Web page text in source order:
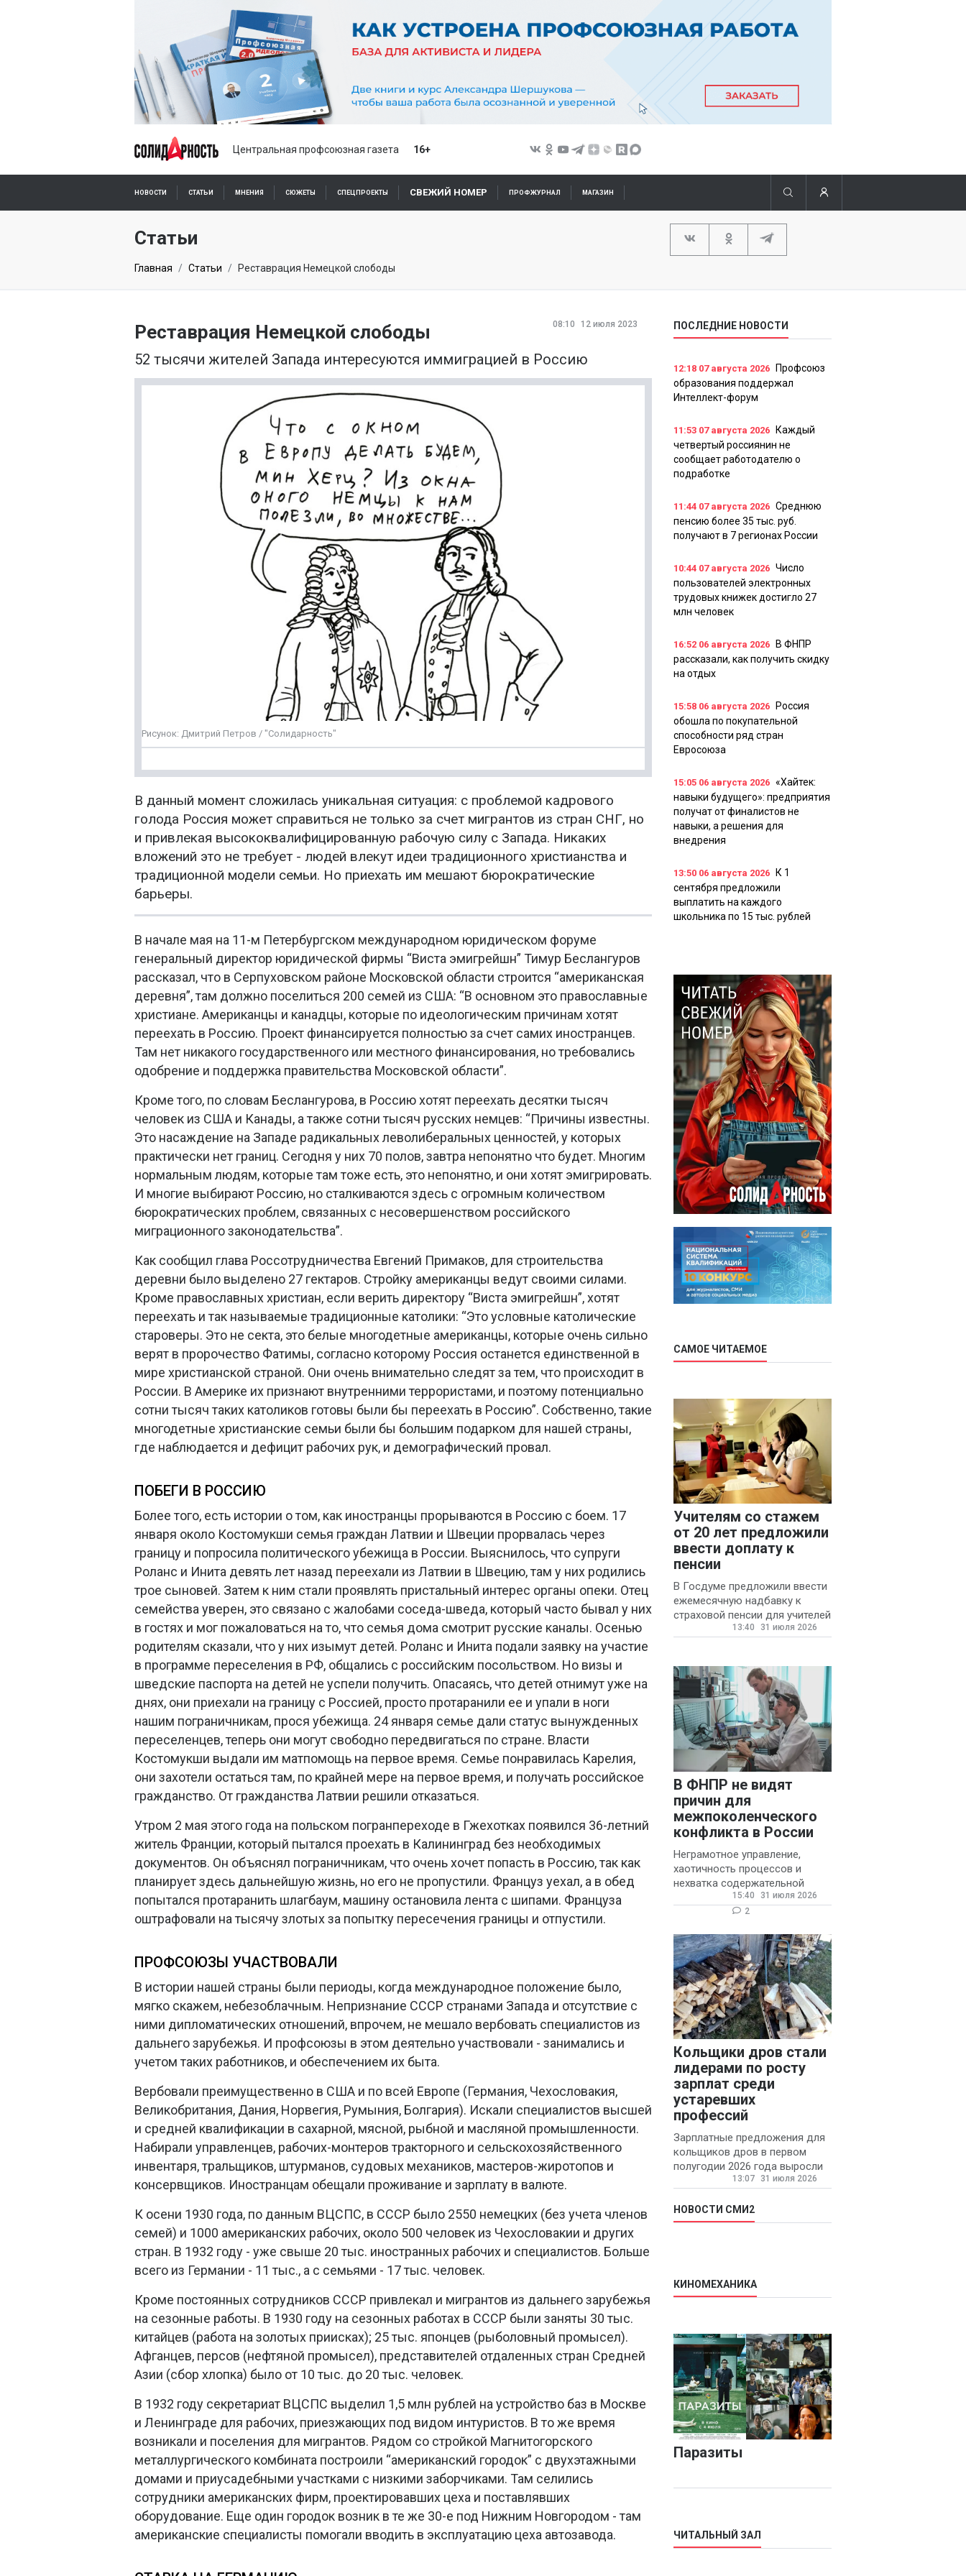
Центральная профсоюзная газета 16+
НОВОСТИ СТАТЬИ МНЕНИЯ СЮЖЕТЫ СПЕЦПРОЕКТЫ СВЕЖИЙ НОМЕР ПРОФЖУРНАЛ МАГАЗИН
Статьи
Главная Статьи Реставрация Немецкой слободы
08:10 12 июля 2023
Реставрация Немецкой слободы
52 тысячи жителей Запада интересуются иммиграцией в Россию
Рисунок: Дмитрий Петров / "Солидарность"
В данный момент сложилась уникальная ситуация: с проблемой кадрового
голода Россия может справиться не только за счет мигрантов из стран СНГ, но
и привлекая высококвалифицированную рабочую силу с Запада. Никаких
вложений это не требует - людей влекут идеи традиционного христианства и
традиционной модели семьи. Но приехать им мешают бюрократические
барьеры.
В начале мая на 11-м Петербургском международном юридическом форуме
генеральный директор юридической фирмы “Виста эмигрейшн” Тимур Беслангуров
рассказал, что в Серпуховском районе Московской области строится “американская
деревня”, там должно поселиться 200 семей из США: “В основном это православные
христиане. Американцы и канадцы, которые по идеологическим причинам хотят
переехать в Россию. Проект финансируется полностью за счет самих иностранцев.
Там нет никакого государственного или местного финансирования, но требовались
одобрение и поддержка правительства Московской области”.
Кроме того, по словам Беслангурова, в Россию хотят переехать десятки тысяч
человек из США и Канады, а также сотни тысяч русских немцев: “Причины известны.
Это насаждение на Западе радикальных леволиберальных ценностей, у которых
практически нет границ. Сегодня у них 70 полов, завтра непонятно что будет. Многим
нормальным людям, которые там тоже есть, это непонятно, и они хотят эмигрировать.
И многие выбирают Россию, но сталкиваются здесь с огромным количеством
бюрократических проблем, связанных с несовершенством российского
миграционного законодательства”.
Как сообщил глава Россотрудничества Евгений Примаков, для строительства
деревни было выделено 27 гектаров. Стройку американцы ведут своими силами.
Кроме православных христиан, если верить директору “Виста эмигрейшн”, хотят
переехать и так называемые традиционные католики: “Это условные католические
староверы. Это не секта, это белые многодетные американцы, которые очень сильно
верят в пророчество Фатимы, согласно которому Россия останется единственной в
мире христианской страной. Они очень внимательно следят за тем, что происходит в
России. В Америке их признают внутренними террористами, и поэтому потенциально
сотни тысяч таких католиков готовы были бы переехать в Россию”. Собственно, такие
многодетные христианские семьи были бы большим подарком для нашей страны,
где наблюдается и дефицит рабочих рук, и демографический провал.
ПОБЕГИ В РОССИЮ
Более того, есть истории о том, как иностранцы прорываются в Россию с боем. 17
января около Костомукши семья граждан Латвии и Швеции прорвалась через
границу и попросила политического убежища в России. Выяснилось, что супруги
Роланс и Инита девять лет назад переехали из Латвии в Швецию, там у них родились
трое сыновей. Затем к ним стали проявлять пристальный интерес органы опеки. Отец
семейства уверен, это связано с жалобами соседа-шведа, который часто бывал у них
в гостях и мог пожаловаться на то, что семья дома смотрит русские каналы. Осенью
родителям сказали, что у них изымут детей. Роланс и Инита подали заявку на участие
в программе переселения в РФ, общались с российским посольством. Но визы и
шведские паспорта на детей не успели получить. Опасаясь, что детей отнимут уже на
днях, они приехали на границу с Россией, просто протаранили ее и упали в ноги
нашим пограничникам, прося убежища. 24 января семье дали статус вынужденных
переселенцев, теперь они могут свободно передвигаться по стране. Власти
Костомукши выдали им матпомощь на первое время. Семье понравилась Карелия,
они захотели остаться там, по крайней мере на первое время, и получать российское
гражданство. От гражданства Латвии решили отказаться.
Утром 2 мая этого года на польском погранпереходе в Гжехотках появился 36-летний
житель Франции, который пытался проехать в Калининград без необходимых
документов. Он объяснял пограничникам, что очень хочет попасть в Россию, так как
планирует здесь дальнейшую жизнь, но его не пропустили. Француз уехал, а в обед
попытался протаранить шлагбаум, машину остановила лента с шипами. Француза
оштрафовали на тысячу злотых за попытку пересечения границы и отпустили.
ПРОФСОЮЗЫ УЧАСТВОВАЛИ
В истории нашей страны были периоды, когда международное положение было,
мягко скажем, небезоблачным. Непризнание СССР странами Запада и отсутствие с
ними дипломатических отношений, впрочем, не мешало вербовать специалистов из
дальнего зарубежья. И профсоюзы в этом деятельно участвовали - занимались и
учетом таких работников, и обеспечением их быта.
Вербовали преимущественно в США и по всей Европе (Германия, Чехословакия,
Великобритания, Дания, Норвегия, Румыния, Болгария). Искали специалистов высшей
и средней квалификации в сахарной, мясной, рыбной и масляной промышленности.
Набирали управленцев, рабочих-монтеров тракторного и сельскохозяйственного
инвентаря, тральщиков, штурманов, судовых механиков, мастеров-жиротопов и
консервщиков. Иностранцам обещали проживание и зарплату в валюте.
К осени 1930 года, по данным ВЦСПС, в СССР было 2550 немецких (без учета членов
семей) и 1000 американских рабочих, около 500 человек из Чехословакии и других
стран. В 1932 году - уже свыше 20 тыс. иностранных рабочих и специалистов. Больше
всего из Германии - 11 тыс., а с семьями - 17 тыс. человек.
Кроме постоянных сотрудников СССР привлекал и мигрантов из дальнего зарубежья
на сезонные работы. В 1930 году на сезонных работах в СССР были заняты 30 тыс.
китайцев (работа на золотых приисках); 25 тыс. японцев (рыболовный промысел).
Афганцев, персов (нефтяной промысел), представителей отдаленных стран Средней
Азии (сбор хлопка) было от 10 тыс. до 20 тыс. человек.
В 1932 году секретариат ВЦСПС выделил 1,5 млн рублей на устройство баз в Москве
и Ленинграде для рабочих, приезжающих под видом интуристов. В то же время
возникали и поселения для мигрантов. Рядом со стройкой Магнитогорского
металлургического комбината построили “американский городок” с двухэтажными
домами и приусадебными участками с низкими заборчиками. Там селились
сотрудники американских фирм, проектировавших цеха и поставлявших
оборудование. Еще один городок возник в те же 30-е под Нижним Новгородом - там
американские специалисты помогали вводить в эксплуатацию цеха автозавода.
ПОСЛЕДНИЕ НОВОСТИ
12:18 07 августа 2026
Профсоюз
образования поддержал
Интеллект-форум
11:53 07 августа 2026
Каждый
четвертый россиянин не
сообщает работодателю о
подработке
11:44 07 августа 2026 Среднюю
пенсию более 35 тыс. руб.
получают в 7 регионах России
10:44 07 августа 2026 Число
пользователей электронных
трудовых книжек достигло 27
млн человек
16:52 06 августа 2026
В ФНПР
рассказали, как получить скидку
на отдых
15:58 06 августа 2026
Россия
обошла по покупательной
способности ряд стран
Евросоюза
15:05 06 августа 2026 «Хайтек:
навыки будущего»: предприятия
получат от финалистов не
навыки, а решения для
внедрения
13:50 06 августа 2026
К 1
сентября предложили
выплатить на каждого
школьника по 15 тыс. рублей
САМОЕ ЧИТАЕМОЕ
Учителям со стажем
от 20 лет предложили
ввести доплату к
пенсии
В Госдуме предложили ввести
ежемесячную надбавку к
страховой пенсии для учителей
государственных и
13:40 31 июля 2026
В ФНПР не видят
причин для
межпоколенческого
конфликта в России
Неграмотное управление,
хаотичность процессов и
нехватка содержательной
обратной связи от
руководителя являются
конфликтов и раздражения в
15:40
31 июля 2026
2
Кольщики дров стали
лидерами по росту
зарплат среди
устаревших
профессий
Зарплатные предложения для
кольщиков дров в первом
полугодии 2026 года выросли
на 58% - 62 тысяч рублей в
«Прайм».
13:07 31 июля 2026
НОВОСТИ СМИ2
КИНОМЕХАНИКА
Паразиты
ЧИТАЛЬНЫЙ ЗАЛ